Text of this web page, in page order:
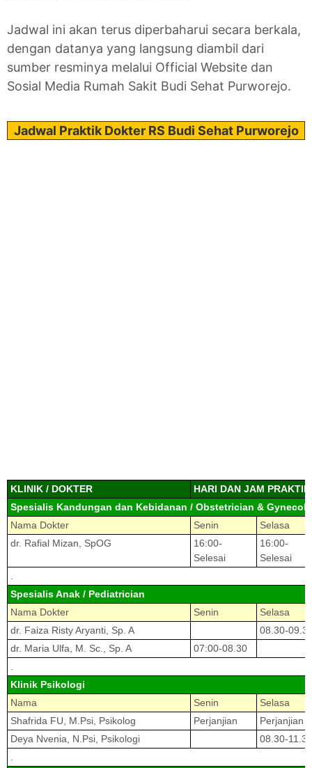
Jadwal ini akan terus diperbaharui secara berkala,
dengan datanya yang langsung diambil dari
sumber resminya melalui Official Website dan
Sosial Media Rumah Sakit Budi Sehat Purworejo.
Jadwal Praktik Dokter RS Budi Sehat Purworejo
KLINIK / DOKTER
HARI DAN JAM PRAKTIK
Spesialis Kandungan dan Kebidanan / Obstetrician &
Nama Dokter
Senin
Selasa
dr. Rafial Mizan, SpOG
16:00-
Selesai
16:00-
Selesai
Spesialis Anak / Pediatrician
Nama Dokter
Senin
Selasa
dr. Faiza Risty Aryanti, Sp. A
08.30-
dr. Maria Ulfa, M. Sc., Sp. A
07:00-08.30
Klinik Psikologi
Nama
Senin
Selasa
Shafrida FU, M.Psi, Psikolog
Perjanjian
Perjanjian
Deya Nvenia, N.Psi, Psikologi
08.30-11.30